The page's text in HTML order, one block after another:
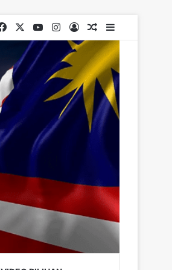
Facebook YouTubeInstagram
Log InRandom Article